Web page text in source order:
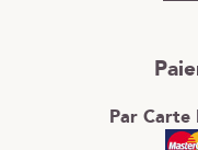
Par Carte